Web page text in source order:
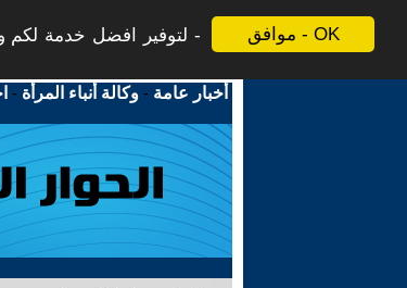
موافق - OK
لتوفير افضل خدمة لكم
أخبار عامة -وكالة أنباء المرأة -